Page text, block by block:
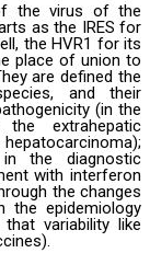
the virus of the
as the IRES for
the HVR1 for its
place of union to
are defined the
and their
(in the
extrahepatic
the diagnostic
with interferon
the changes
the epidemiology
variability like